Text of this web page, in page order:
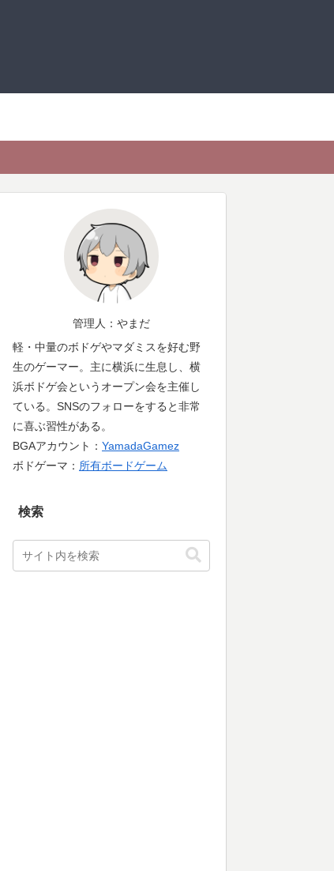
管理人：やまだ
軽・中量のボドゲやマダミスを好む野
生のゲーマー。主に横浜に生息し、横
浜ボドゲ会というオープン会を主催し
ている。SNSのフォローをすると非常
に喜ぶ習性がある。
BGAアカウント： YamadaGamez
ボドゲーマ： 所有ボードゲーム
検索